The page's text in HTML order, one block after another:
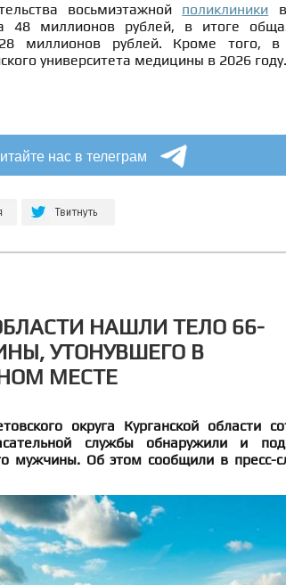
восьмиэтажной поликлиники
48 миллионов рублей, в итоге
миллионов рублей. Кроме того, в
университета медицины в 2026 году.
нас в телеграм
НАШЛИ ТЕЛО 66-
УТОНУВШЕГО В
МЕСТЕ
округа Курганской области
службы обнаружили и
мужчины. Об этом сообщили в пресс-